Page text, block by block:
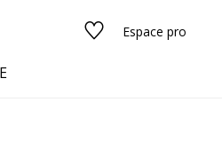
Espace pro